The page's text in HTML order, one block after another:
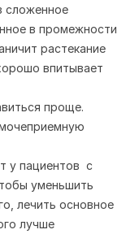
сложенное
в промежности
растекание
впитывает
проще.
у пациентов с
уменьшить
лечить основное
лучше